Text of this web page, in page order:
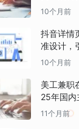
制音频流媒体文
、混合、编辑和复
详情页直
10个月前
抖音详情
准设计，
10个月前
美工兼职
25年国内
11个月前